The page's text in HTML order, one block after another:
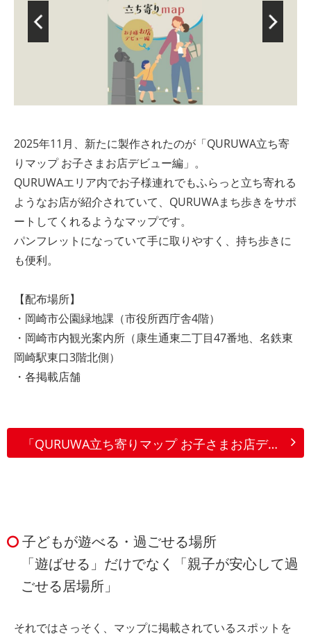
2025年11月、新たに製作されたのが「QURUWA立ち寄
りマップ お子さまお店デビュー編」。
QURUWAエリア内でお子様連れでもふらっと立ち寄れる
ようなお店が紹介されていて、QURUWAまち歩きをサポ
ートしてくれるようなマップです。
パンフレットになっていて手に取りやすく、持ち歩きに
も便利。
【配布場所】
・岡崎市公園緑地課（市役所西庁舎4階）
・岡崎市内観光案内所（康生通東二丁目47番地、名鉄東
岡崎駅東口3階北側）
・各掲載店舗
「QURUWA立ち寄りマップ お子さまお店デビュー編」について
子どもが遊べる・過ごせる場所
「遊ばせる」だけでなく「親子が安心して過
ごせる居場所」
それではさっそく、マップに掲載されているスポットを